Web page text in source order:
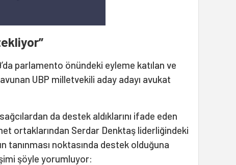
parlamento önündeki eyleme katılan ve
UBP milletvekili aday adayı avukat
da destek aldıklarını ifade eden
ortaklarından Serdar Denktaş liderliğindeki
tanınması noktasında destek olduğuna
şöyle yorumluyor: